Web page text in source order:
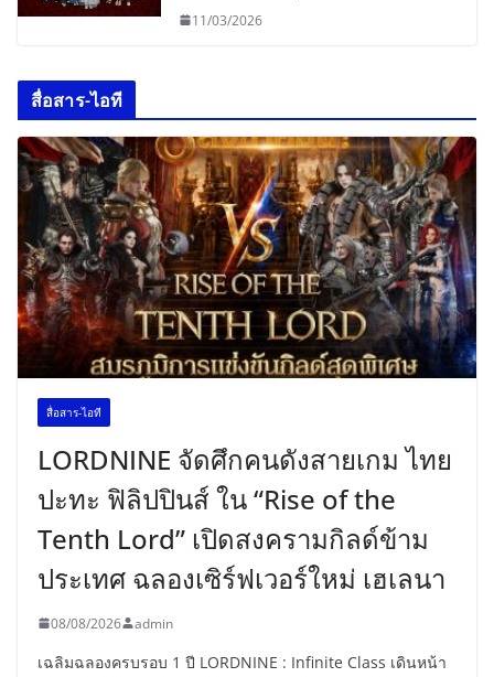
11/03/2026
สื่อสาร-ไอที
สื่อสาร-ไอที
LORDNINE จัดศึกคนดังสายเกม ไทย
ปะทะ ฟิลิปปินส์ ใน “Rise of the
Tenth Lord” เปิดสงครามกิลด์ข้าม
ประเทศ ฉลองเซิร์ฟเวอร์ใหม่ เฮเลนา
08/08/2026 admin
เฉลิมฉลองครบรอบ 1 ปี LORDNINE : Infinite Class เดินหน้า